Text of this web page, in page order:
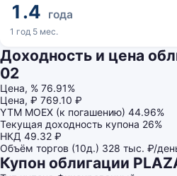
1.4 года
1 год 5 мес.
Доходность и цена
02
Цена, % 76.91%
Цена, ₽ 769.10 ₽
YTM MOEX (к погашению) 44.96%
Текущая доходность купона 26%
НКД 49.32 ₽
Объём торгов (10д.) 328 тыс. ₽/
Купон облигации